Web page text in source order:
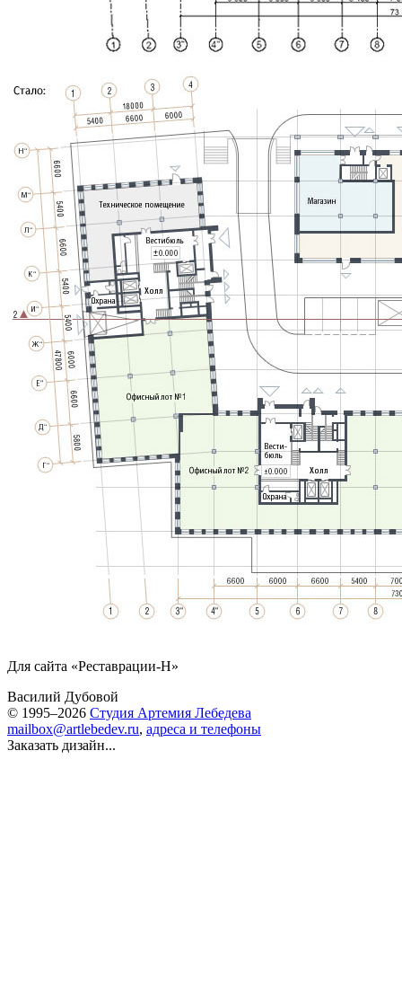
Для сайта «Реставрации-Н»
Василий Дубовой
© 1995–2026 Студия Артемия Лебедева
mailbox@artlebedev.ru, адреса и телефоны
Заказать дизайн...